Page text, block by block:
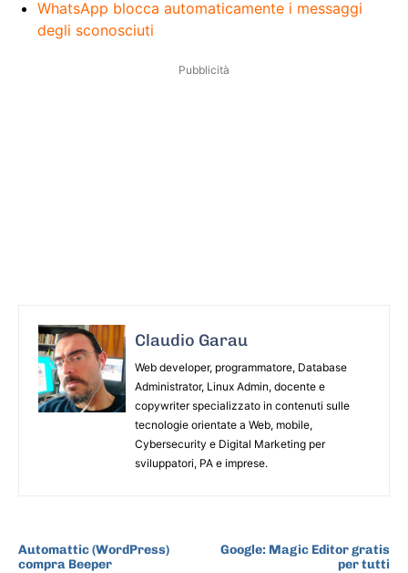
WhatsApp blocca automaticamente i messaggi
degli sconosciuti
Pubblicità
Claudio Garau
Web developer, programmatore, Database
Administrator, Linux Admin, docente e
copywriter specializzato in contenuti sulle
tecnologie orientate a Web, mobile,
Cybersecurity e Digital Marketing per
sviluppatori, PA e imprese.
Automattic (WordPress)
compra Beeper
Google: Magic Editor gratis
per tutti